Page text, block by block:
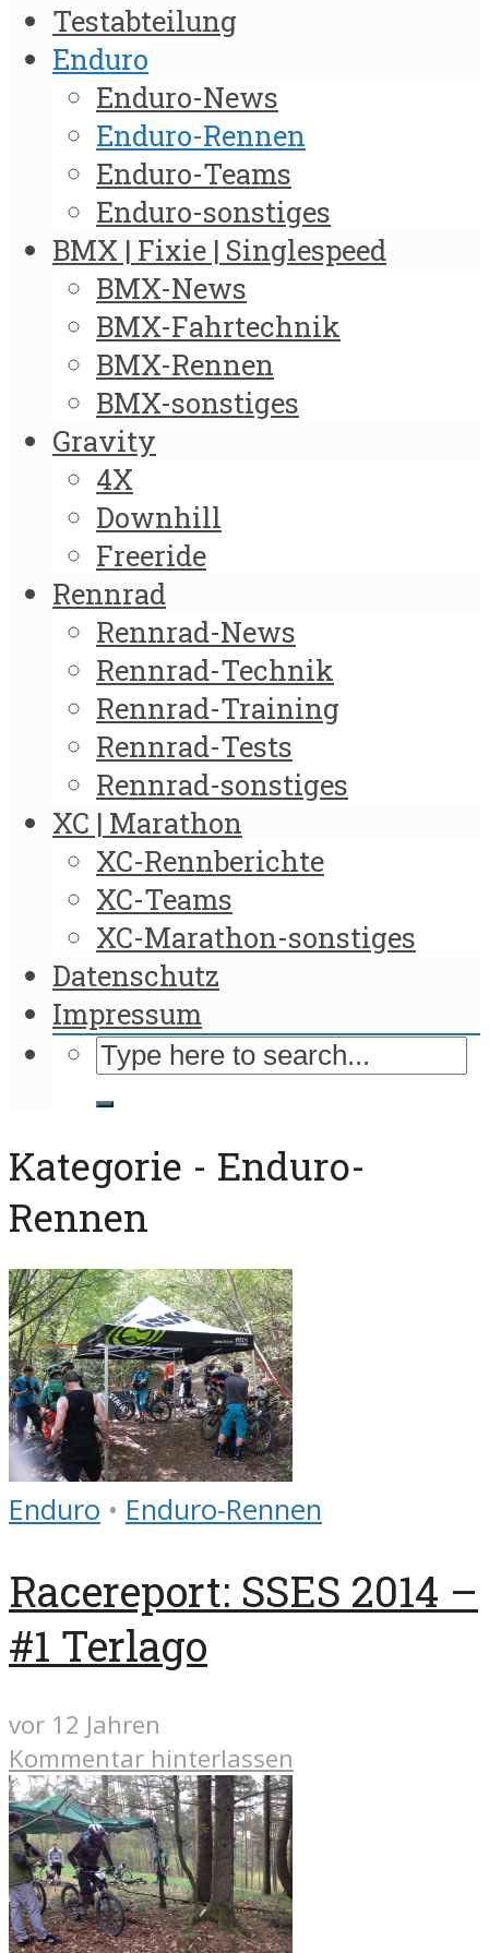
Testabteilung
Enduro
Enduro-News
Enduro-Rennen
Enduro-Teams
Enduro-sonstiges
BMX | Fixie | Singlespeed
BMX-News
BMX-Fahrtechnik
BMX-Rennen
BMX-sonstiges
Gravity
4X
Downhill
Freeride
Rennrad
Rennrad-News
Rennrad-Technik
Rennrad-Training
Rennrad-Tests
Rennrad-sonstiges
XC | Marathon
XC-Rennberichte
XC-Teams
XC-Marathon-sonstiges
Datenschutz
Impressum
Kategorie - Enduro-
Rennen
Enduro • Enduro-Rennen
Racereport: SSES 2014 –
#1 Terlago
vor 12 Jahren
Kommentar hinterlassen